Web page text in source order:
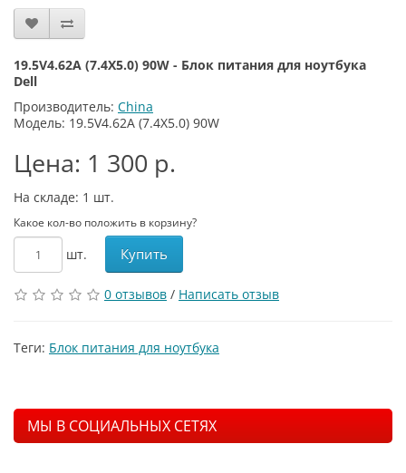
19.5V4.62A (7.4X5.0) 90W - Блок питания для ноутбука
Dell
Производитель: China
Модель: 19.5V4.62A (7.4X5.0) 90W
Цена: 1 300 р.
На складе: 1 шт.
Какое кол-во положить в корзину?
шт. Купить
0 отзывов / Написать отзыв
Теги: Блок питания для ноутбука
МЫ В СОЦИАЛЬНЫХ СЕТЯХ